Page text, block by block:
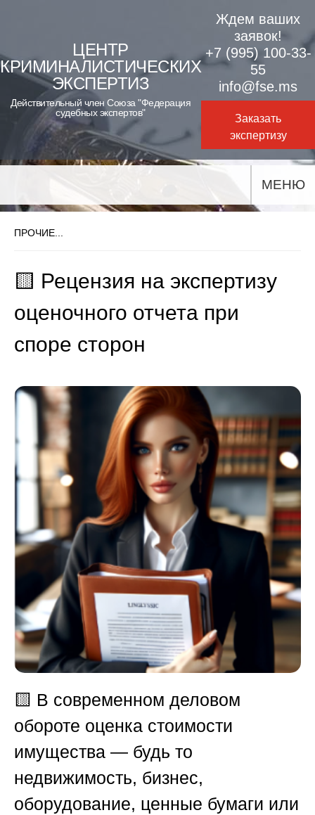
content
ЦЕНТР
КРИМИНАЛИСТИЧЕСКИХ
ЭКСПЕРТИЗ
Действительный член Союза "Федерация
судебных экспертов"
Ждем ваших
заявок!
+7 (995) 100-33-
55
info@fse.ms
Заказать
экспертизу
МЕНЮ
ПРОЧИЕ...
🟨 Рецензия на экспертизу
оценочного отчета при
споре сторон
🟨 В современном деловом
обороте оценка стоимости
имущества — будь то
недвижимость, бизнес,
оборудование, ценные бумаги или